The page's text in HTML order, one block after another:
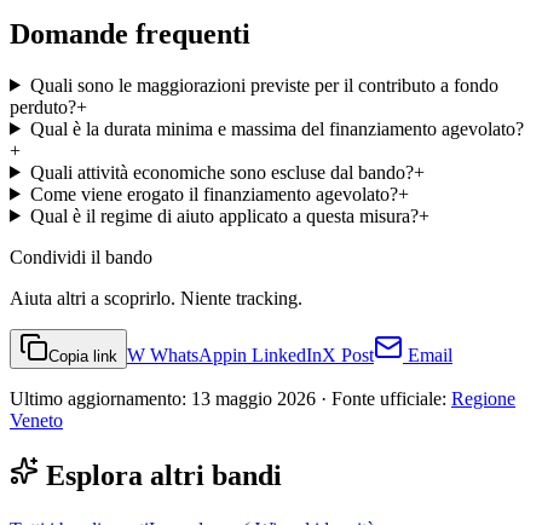
Domande frequenti
Quali sono le maggiorazioni previste per il contributo a fondo
perduto?+
Qual è la durata minima e massima del finanziamento agevolato?
+
Quali attività economiche sono escluse dal bando?+
Come viene erogato il finanziamento agevolato?+
Qual è il regime di aiuto applicato a questa misura?+
Condividi il bando
Aiuta altri a scoprirlo. Niente tracking.
Copia link W WhatsAppin LinkedInX Post Email
Ultimo aggiornamento: 13 maggio 2026 · Fonte ufficiale: Regione
Veneto
Esplora altri bandi